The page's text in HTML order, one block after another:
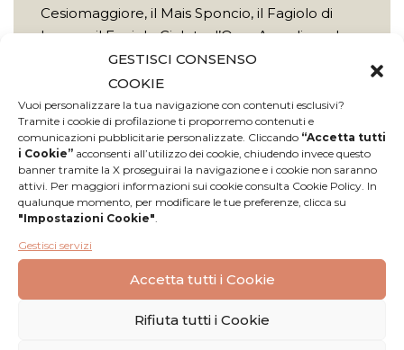
GESTISCI CONSENSO
COOKIE
Vuoi personalizzare la tua navigazione con contenuti esclusivi?
Tramite i cookie di profilazione ti proporremo contenuti e
comunicazioni pubblicitarie personalizzate. Cliccando “Accetta tutti
i Cookie” acconsenti all’utilizzo dei cookie, chiudendo invece questo
banner tramite la X proseguirai la navigazione e i cookie non saranno
attivi. Per maggiori informazioni sui cookie consulta Cookie Policy. In
qualunque momento, per modificare le tue preferenze, clicca su
"Impostazioni Cookie".
Gestisci servizi
Accetta tutti i Cookie
Rifiuta tutti i Cookie
Cesiomaggiore, il Mais Sponcio, il Fagiolo di
Lamon, il Fagiolo Gialet e l’Orzo Agordino, che
danno quindi all’azienda Agricola la possibilità
di annoverare molti prodotti a Presidio Slow
Food o a certificazione I.G.P. Poter esporre
questi simboli è sì un vanto ed orgoglio, ma
anche sinonimo di garanzia, sicurezza e qualità
per chi acquista i suoi prodotti.
Scopri di più